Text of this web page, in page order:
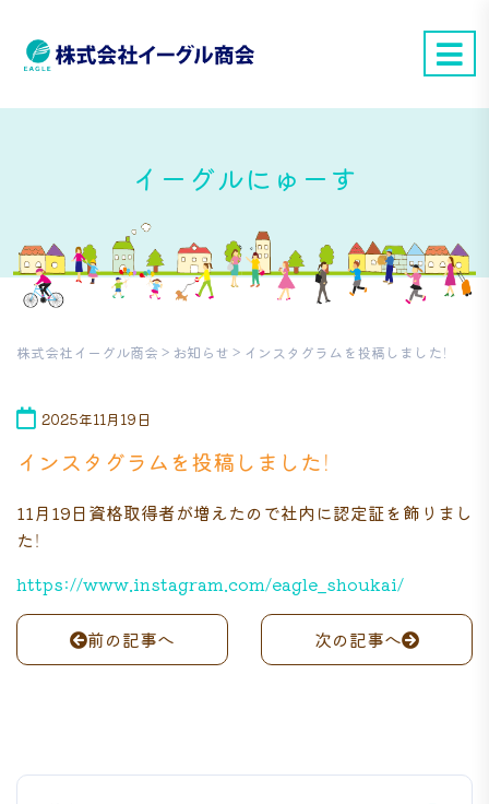
イーグルにゅーす
株式会社イーグル商会 > お知らせ > インスタグラムを投稿しました！
2025年11月19日
インスタグラムを投稿しました！
11月19日資格取得者が増えたので社内に認定証を飾りまし
た！
https://www.instagram.com/eagle_shoukai/
前の記事へ 次の記事へ